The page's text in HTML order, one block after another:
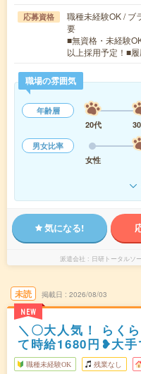
応募資格
職種未経験OK / ブ
要
■無資格・未経験
以上採用予定！■
職場の雰囲気
年齢層
20代
男女比率
女性
気になる!
派遣会社 日研トータルソ
未読
NEW
掲載日 2026/08/03
＼〇大人気！ らく
て時給1680円❥大手
職種未経験OK 残業なし